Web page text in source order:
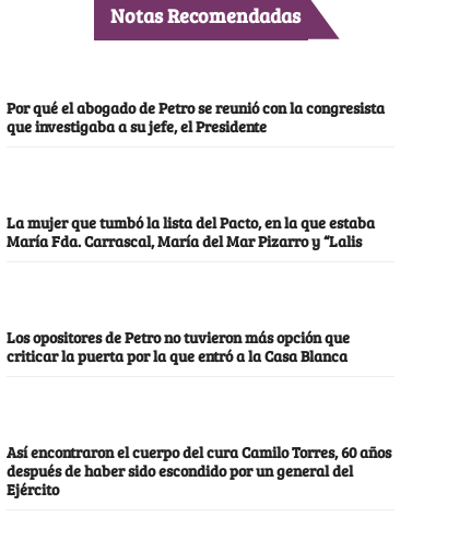
Notas Recomendadas
Por qué el abogado de Petro se reunió con la congresista
que investigaba a su jefe, el Presidente
La mujer que tumbó la lista del Pacto, en la que estaba
María Fda. Carrascal, María del Mar Pizarro y “Lalis
Los opositores de Petro no tuvieron más opción que
criticar la puerta por la que entró a la Casa Blanca
Así encontraron el cuerpo del cura Camilo Torres, 60 años
después de haber sido escondido por un general del
Ejército